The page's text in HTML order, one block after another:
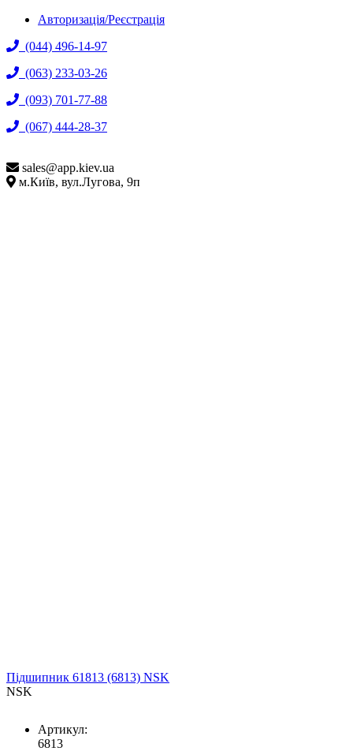
Авторизація/Реєстрація
(044) 496-14-97
(063) 233-03-26
(093) 701-77-88
(067) 444-28-37
sales@app.kiev.ua
м.Київ, вул.Лугова, 9п
Підшипник 61813 (6813) NSK
NSK
Артикул:
6813